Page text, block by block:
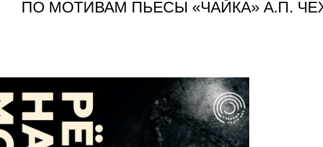
ПО МОТИВАМ ПЬЕСЫ «ЧАЙКА» А.П.